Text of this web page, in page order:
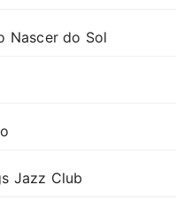
Nascer do Sol
Jazz Club